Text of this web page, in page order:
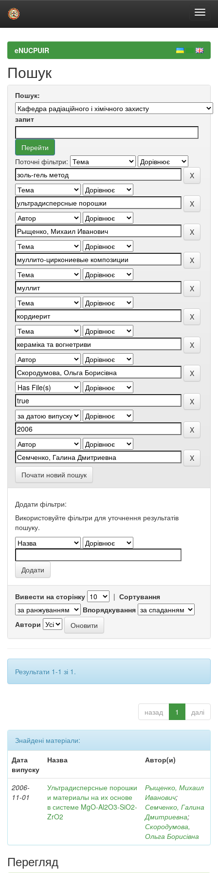
navigationeNUCPUIR
Пошук
Пошук:
запит
Поточні фільтри:
Почати новий пошук
Додати фільтри:
Використовуйте фільтри для уточнення результатів
пошуку.
Вивести на сторінку | Сортування
Впорядкування
Автори
Результати 1-1 зі 1.
назад 1 далі
Знайдені матеріали:
Дата
випуску
Назва Автор(и)
2006-
11-01
Ультрадисперсные порошки
и материалы на их основе
в системе MgO-Al2O3-SiO2-
ZrO2
Рыщенко, Михаил
Иванович;
Семченко, Галина
Дмитриевна;
Скородумова,
Ольга Борисівна
Перегляд